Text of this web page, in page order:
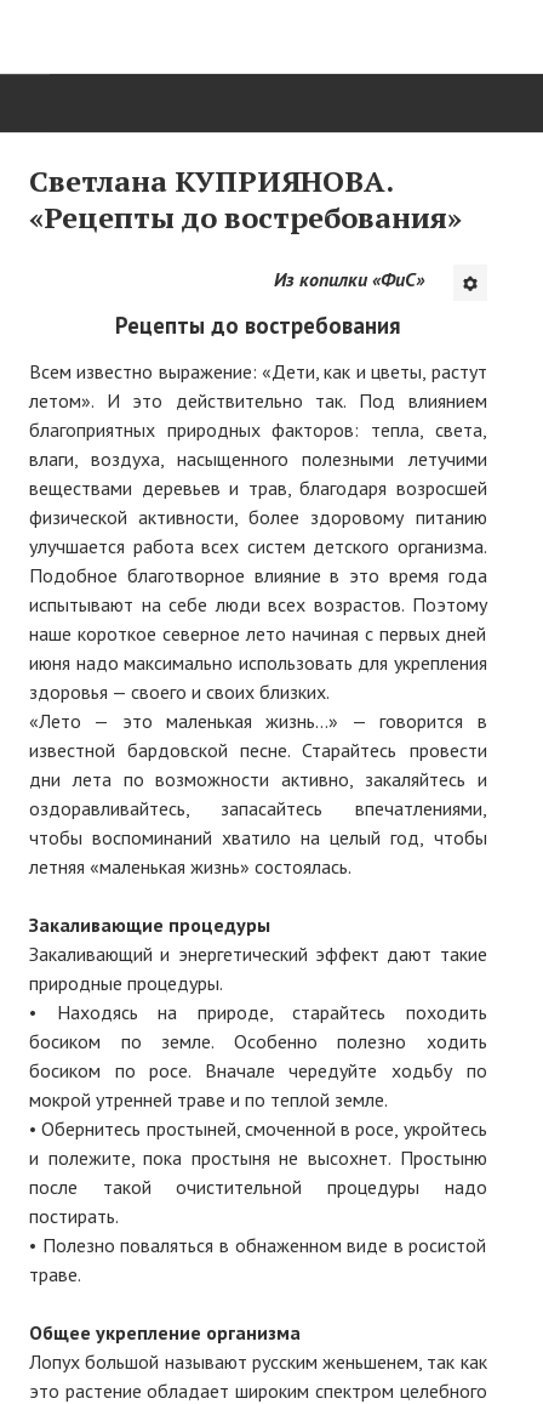
Нас поздравляют...
О нас пишут
О журнале
Памяти Игоря Сосновского
Презентация новых книг
Редакционный совет
Нам пишут
Политика обработки персональных данных
Согласие на обработку персональных данных
АРХИВ
2025 г.
№ 10
№ 11
№ 12
№ 1
№ 2
№ 3
№ 4
№ 6
№ 7
№ 9
Светлана КУПРИЯНОВА.
«Рецепты до востребования»
Из копилки «ФиС»
Рецепты до востребования
Всем известно выражение: «Дети, как и цветы, растут
летом». И это действительно так. Под влиянием
благоприятных природных факторов: тепла, света,
влаги, воздуха, насыщенного полезными летучими
веществами деревьев и трав, благодаря возросшей
физической активности, более здоровому питанию
улучшается работа всех систем детского организма.
Подобное благотворное влияние в это время года
испытывают на себе люди всех возрастов. Поэтому
наше короткое северное лето начиная с первых дней
июня надо максимально использовать для укрепления
здоровья — своего и своих близких.
«Лето — это маленькая жизнь…» — говорится в
известной бардовской песне. Старайтесь провести
дни лета по возможности активно, закаляйтесь и
оздоравливайтесь, запасайтесь впечатлениями,
чтобы воспоминаний хватило на целый год, чтобы
летняя «маленькая жизнь» состоялась.
Закаливающие процедуры
Закаливающий и энергетический эффект дают такие
природные процедуры.
• Находясь на природе, старайтесь походить
босиком по земле. Особенно полезно ходить
босиком по росе. Вначале чередуйте ходьбу по
мокрой утренней траве и по теплой земле.
• Обернитесь простыней, смоченной в росе, укройтесь
и полежите, пока простыня не высохнет. Простыню
после такой очистительной процедуры надо
постирать.
• Полезно поваляться в обнаженном виде в росистой
траве.
Общее укрепление организма
Лопух большой называют русским женьшенем, так как
это растение обладает широким спектром целебного